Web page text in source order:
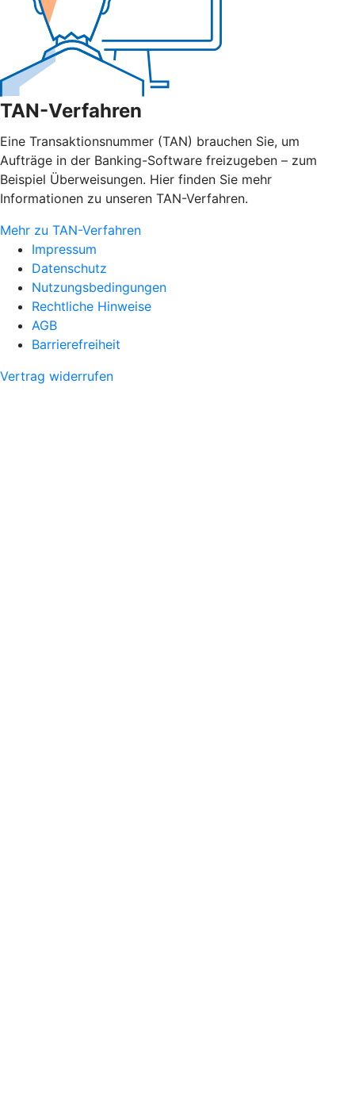
TAN-Verfahren
Eine Transaktionsnummer (TAN) brauchen Sie, um
Aufträge in der Banking-Software freizugeben – zum
Beispiel Überweisungen. Hier finden Sie mehr
Informationen zu unseren TAN-Verfahren.
Mehr zu TAN-Verfahren
Impressum
Datenschutz
Nutzungsbedingungen
Rechtliche Hinweise
AGB
Barrierefreiheit
Vertrag widerrufen